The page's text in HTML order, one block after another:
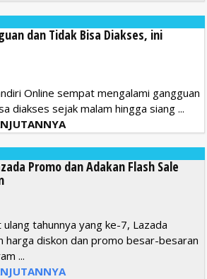
dan Tidak Bisa Diakses, ini
Online sempat mengalami gangguan
diakses sejak malam hingga siang ...
Promo dan Adakan Flash Sale
tahunnya yang ke-7, Lazada
harga diskon dan promo besar-besaran
...